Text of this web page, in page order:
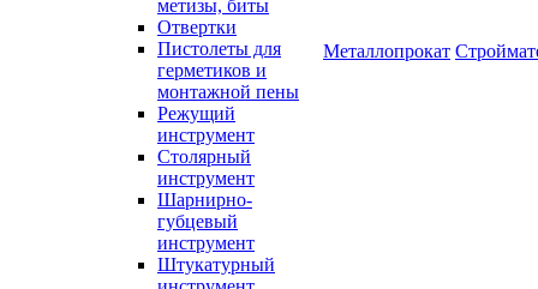
метизы, биты
Отвертки
Пистолеты для
герметиков и
монтажной пены
Режущий
инструмент
Столярный
инструмент
Шарнирно-
губцевый
инструмент
Штукатурный
Металлопрокат